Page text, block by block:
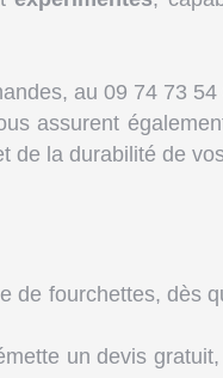
au 09 74 73 54
assurent
de la durabilité de
fourchettes, dès
un devis